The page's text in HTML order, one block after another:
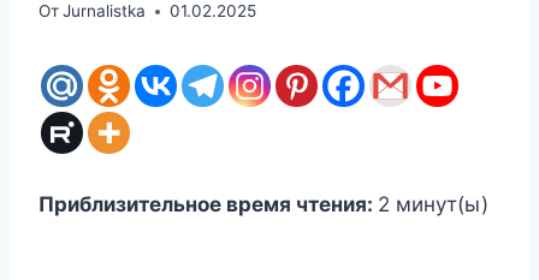
ОтJurnalistka 01.02.2025
Приблизительное время чтения: 2 минут(ы)